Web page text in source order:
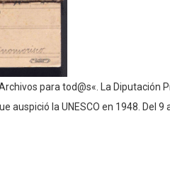
para tod@s«. La Diputación
la UNESCO en 1948. Del 9